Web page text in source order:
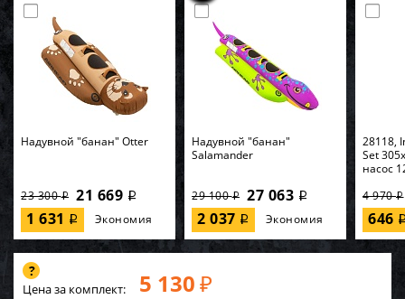
Надувной "банан" Otter
23 300i 21 669 i
1 631 i Экономия
Надувной "банан"
Salamander
29 100i 27 063 i
2 037 i Экономия
28118,
Set
насос
4 970i
646
Цена за комплект: 5 130 ₽